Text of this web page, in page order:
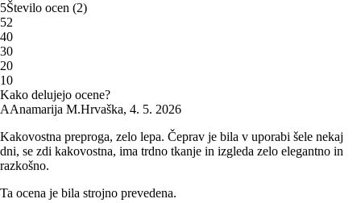
5Število ocen (2)
52
40
30
20
10
Kako delujejo ocene?
AAnamarija M.Hrvaška, 4. 5. 2026
Kakovostna preproga, zelo lepa. Čeprav je bila v uporabi šele nekaj
dni, se zdi kakovostna, ima trdno tkanje in izgleda zelo elegantno in
razkošno.
Ta ocena je bila strojno prevedena.